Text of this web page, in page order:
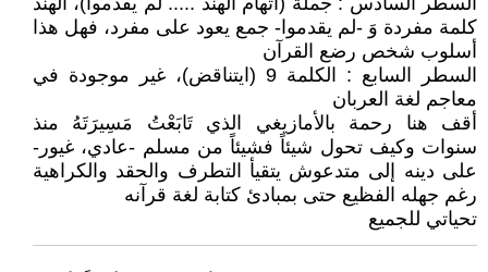
كلمة مفردة وَ -لم يقدموا- جمع يعود على مفرد، فهل هذا
أسلوب شخص رضع القرآن
السطر السابع : الكلمة 9 (ايتناقض)، غير موجودة في
معاجم لغة العربان
أقف هنا رحمة بالأمازيغي الذي تَابَعْتُ مَسِيرَتَهُ منذ
سنوات وكيف تحول شيئاً فشيئاً من مسلم -عادي، غيور-
على دينه إلى متدعوش يتقيأ التطرف والحقد والكراهية
رغم جهله الفظيع حتى بمبادئ كتابة لغة قرآنه
تحياتي للجميع